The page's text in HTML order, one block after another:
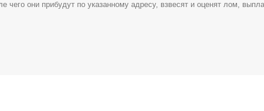
чего они прибудут по указанному адресу, взвесят и оценят лом,